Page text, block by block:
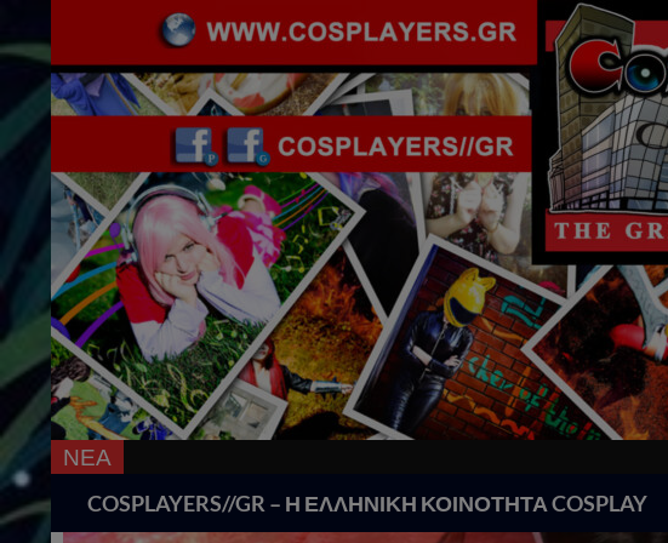
ΝΕΑ
COSPLAYERS//GR – Η ΕΛΛΗΝΙΚΗ ΚΟΙΝΟΤΗΤΑ COSPLAY